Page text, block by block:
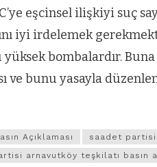
eşcinsel ilişkiyi suç
iyi irdelemek
bombalardır.
ve bunu yasayla
Açıklaması
saadet
arnavutköy teşkilatı basın